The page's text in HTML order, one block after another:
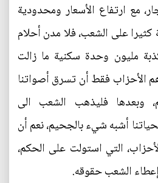
مع ارتفاع الأسعار ومحدودية
على الشعب، فلا مدن أحلام
مليون وحدة سكنية ما زالت
الأحزاب فقط أن تسرق أصواتنا
وبعدها فليذهب الشعب الى
أشبه شيء بالجحيم، نعم أن
التي استولت على الحكم،
الشعب حقوقه.